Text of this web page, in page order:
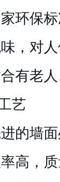
环保
，对
有老
艺
的墙
高，